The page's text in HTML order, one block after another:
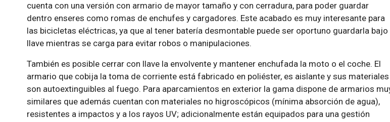
cuenta con una versión con armario de mayor tamaño y con cerradura, para poder guardar
dentro enseres como romas de enchufes y cargadores. Este acabado es muy interesante para
las bicicletas eléctricas, ya que al tener batería desmontable puede ser oportuno guardarla bajo
llave mientras se carga para evitar robos o manipulaciones.
También es posible cerrar con llave la envolvente y mantener enchufada la moto o el coche. El
armario que cobija la toma de corriente está fabricado en poliéster, es aislante y sus materiales
son autoextinguibles al fuego. Para aparcamientos en exterior la gama dispone de armarios
similares que además cuentan con materiales no higroscópicos (mínima absorción de agua),
resistentes a impactos y a los rayos UV; adicionalmente están equipados para una gestión